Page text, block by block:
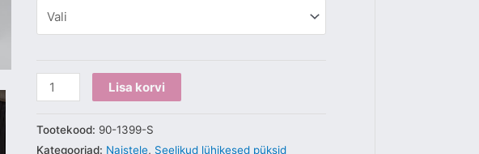
Lisa korvi
Tootekood: 90-1399-S
Kategooriad: Naistele, Seelikud lühikesed püksid